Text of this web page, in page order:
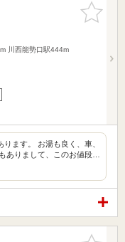
お気に入
りに追加
川西能勢口駅444m
ます。 お湯も良く、車、
ありまして、このお値段…
お気に入